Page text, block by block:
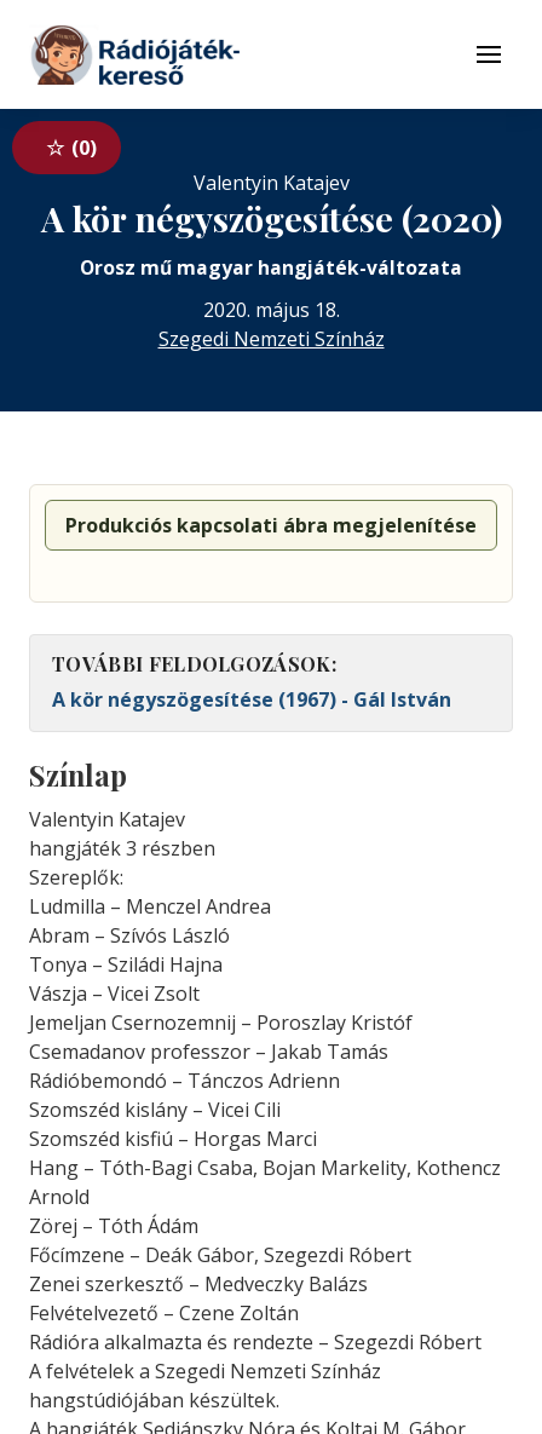
Tovább a tartalomhoz
Menü
0
Valentyin Katajev
A kör négyszögesítése (2020)
Orosz mű magyar hangjáték-változata
2020. május 18.
Szegedi Nemzeti Színház
Produkciós kapcsolati ábra megjelenítése
TOVÁBBI FELDOLGOZÁSOK:
A kör négyszögesítése (1967) - Gál István
Színlap
Valentyin Katajev
hangjáték 3 részben
Szereplők:
Ludmilla – Menczel Andrea
Abram – Szívós László
Tonya – Sziládi Hajna
Vászja – Vicei Zsolt
Jemeljan Csernozemnij – Poroszlay Kristóf
Csemadanov professzor – Jakab Tamás
Rádióbemondó – Tánczos Adrienn
Szomszéd kislány – Vicei Cili
Szomszéd kisfiú – Horgas Marci
Hang – Tóth-Bagi Csaba, Bojan Markelity, Kothencz
Arnold
Zörej – Tóth Ádám
Főcímzene – Deák Gábor, Szegezdi Róbert
Zenei szerkesztő – Medveczky Balázs
Felvételvezető – Czene Zoltán
Rádióra alkalmazta és rendezte – Szegezdi Róbert
A felvételek a Szegedi Nemzeti Színház
hangstúdiójában készültek.